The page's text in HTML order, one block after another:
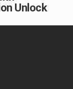
Unlock